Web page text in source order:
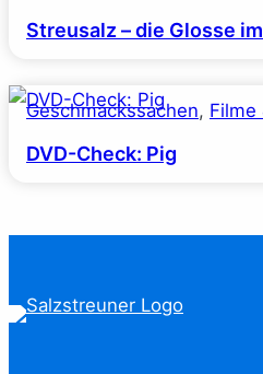
Streusalz – die Glosse
Geschmackssachen, Filme
DVD-Check: Pig